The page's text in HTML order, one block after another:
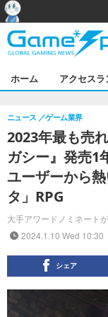
ホーム アクセスラ
2023年最も売
ガシー』発売1
ユーザーから
タ」RPG
大手アワードノミネート
ニュース ゲーム業界
2024.1.10 Wed 10:30
シェア